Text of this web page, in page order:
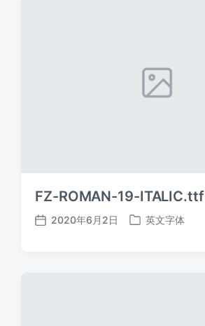
FZ-ROMAN-19-ITALIC.ttf
发
2020年6月2日
发
英文字体